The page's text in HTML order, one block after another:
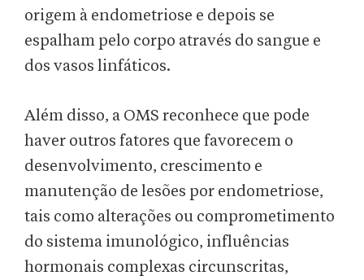
origem à endometriose e depois se
espalham pelo corpo através do sangue e
dos vasos linfáticos.
Além disso, a OMS reconhece que pode
haver outros fatores que favorecem o
desenvolvimento, crescimento e
manutenção de lesões por endometriose,
tais como alterações ou comprometimento
do sistema imunológico, influências
hormonais complexas circunscritas,